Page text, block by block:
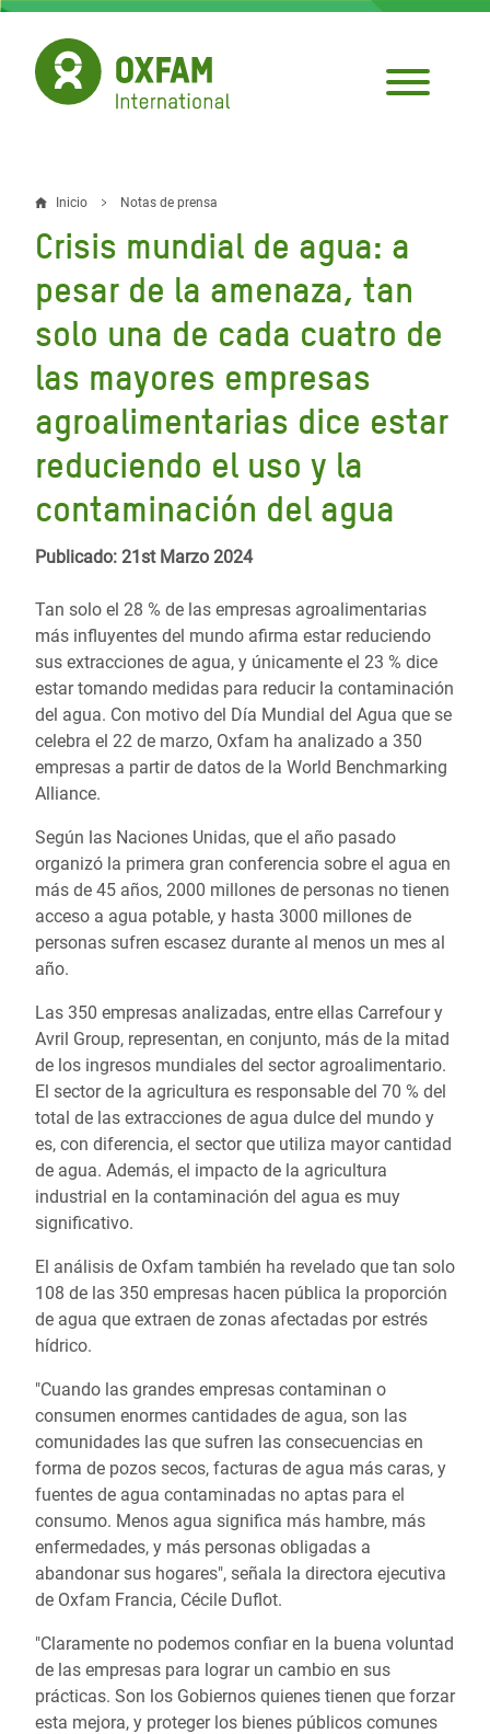
Pasar
contenido
principal
Sobrescribir
enlaces
de
ayuda
a
la
navegación
Inicio Notas de prensa
Crisis mundial de agua: a
pesar de la amenaza, tan
solo una de cada cuatro de
las mayores empresas
agroalimentarias dice estar
reduciendo el uso y la
contaminación del agua
Publicado: 21st Marzo 2024
Tan solo el 28 % de las empresas agroalimentarias
más influyentes del mundo afirma estar reduciendo
sus extracciones de agua, y únicamente el 23 % dice
estar tomando medidas para reducir la contaminación
del agua. Con motivo del Día Mundial del Agua que se
celebra el 22 de marzo, Oxfam ha analizado a 350
empresas a partir de datos de la World Benchmarking
Alliance.
Según las Naciones Unidas, que el año pasado
organizó la primera gran conferencia sobre el agua en
más de 45 años, 2000 millones de personas no tienen
acceso a agua potable, y hasta 3000 millones de
personas sufren escasez durante al menos un mes al
año.
Las 350 empresas analizadas, entre ellas Carrefour y
Avril Group, representan, en conjunto, más de la mitad
de los ingresos mundiales del sector agroalimentario.
El sector de la agricultura es responsable del 70 % del
total de las extracciones de agua dulce del mundo y
es, con diferencia, el sector que utiliza mayor cantidad
de agua. Además, el impacto de la agricultura
industrial en la contaminación del agua es muy
significativo.
El análisis de Oxfam también ha revelado que tan solo
108 de las 350 empresas hacen pública la proporción
de agua que extraen de zonas afectadas por estrés
hídrico.
"Cuando las grandes empresas contaminan o
consumen enormes cantidades de agua, son las
comunidades las que sufren las consecuencias en
forma de pozos secos, facturas de agua más caras, y
fuentes de agua contaminadas no aptas para el
consumo. Menos agua significa más hambre, más
enfermedades, y más personas obligadas a
abandonar sus hogares", señala la directora ejecutiva
de Oxfam Francia, Cécile Duflot.
"Claramente no podemos confiar en la buena voluntad
de las empresas para lograr un cambio en sus
prácticas. Son los Gobiernos quienes tienen que forzar
esta mejora, y proteger los bienes públicos comunes